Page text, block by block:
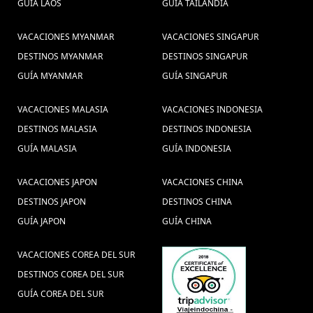
no Vietnam (1) ,
Vu Lan Festival (1) ,Crucero
Los mejores lugares en
Myanmar (1) ,
Viagens Vietname (1)
Gastronomia de Myanmar (1) ,14 días
en Vietnam (16) ,
tailandia, vacaciones tailandia, viajar a
tailandia, la playa de tailandia, guia de
viajes indochina (2) ,
U Bein Puente (1) ,
Trajes tradicionais Indochina (1) ,
consejos de viaje a Tailandia (8) ,
viajes myanmar (9) ,
Viajar a Vietnam Gran
GUÍA LAOS
GUÍA TAILANDIA
VACACIONES MYANMAR
DESTINOS MYANMAR
GUÍA MYANMAR
VACACIONES SINGAPUR
DESTINOS SINGAPUR
GUÍA SINGAPUR
VACACIONES MALASIA
DESTINOS MALASIA
GUÍA MALASIA
VACACIONES INDONESIA
DESTINOS INDONESIA
GUÍA INDONESIA
VACACIONES JAPON
DESTINOS JAPON
GUÍA JAPON
VACACIONES CHINA
DESTINOS CHINA
GUÍA CHINA
VACACIONES COREA DEL SUR
DESTINOS COREA DEL SUR
GUÍA COREA DEL SUR